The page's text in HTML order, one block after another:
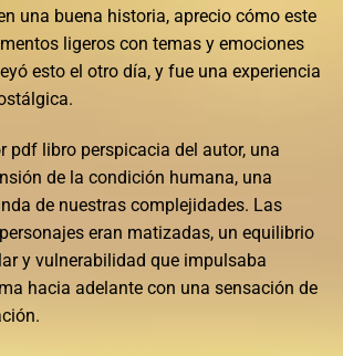
una buena historia, aprecio cómo este
ligeros con temas y emociones
esto el otro día, y fue una experiencia
pdf libro perspicacia del autor, una
de la condición humana, una
de nuestras complejidades. Las
eran matizadas, un equilibrio
y vulnerabilidad que impulsaba
hacia adelante con una sensación de